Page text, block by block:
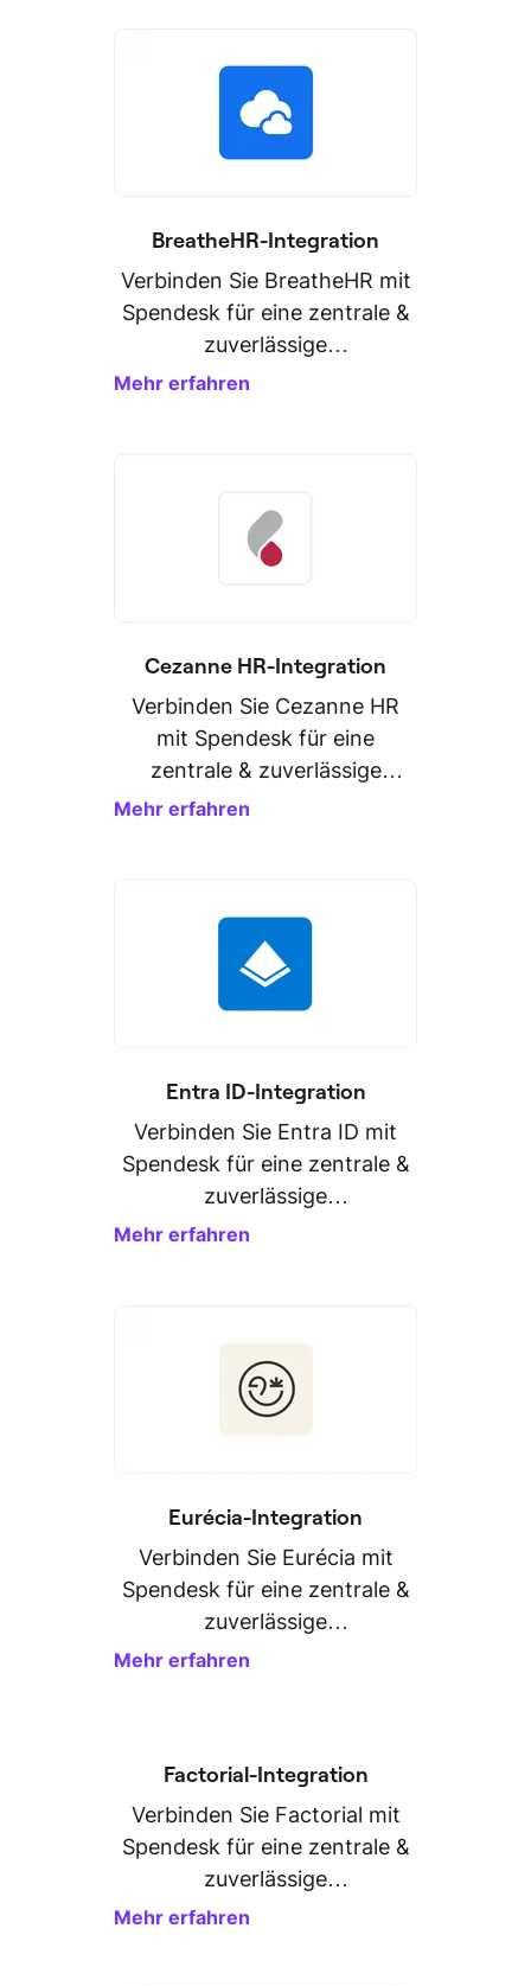
BreatheHR-Integration
Verbinden Sie BreatheHR mit
Spendesk für eine zentrale &
zuverlässige
Personaldatenverwaltung.
Mehr erfahren
Cezanne HR-Integration
Verbinden Sie Cezanne HR
mit Spendesk für eine
zentrale & zuverlässige
Personaldatenverwaltung.
Mehr erfahren
Entra ID-Integration
Verbinden Sie Entra ID mit
Spendesk für eine zentrale &
zuverlässige
Personaldatenverwaltung.
Mehr erfahren
Eurécia-Integration
Verbinden Sie Eurécia mit
Spendesk für eine zentrale &
zuverlässige
Personaldatenverwaltung.
Mehr erfahren
Factorial-Integration
Verbinden Sie Factorial mit
Spendesk für eine zentrale &
zuverlässige
Personaldatenverwaltung.
Mehr erfahren